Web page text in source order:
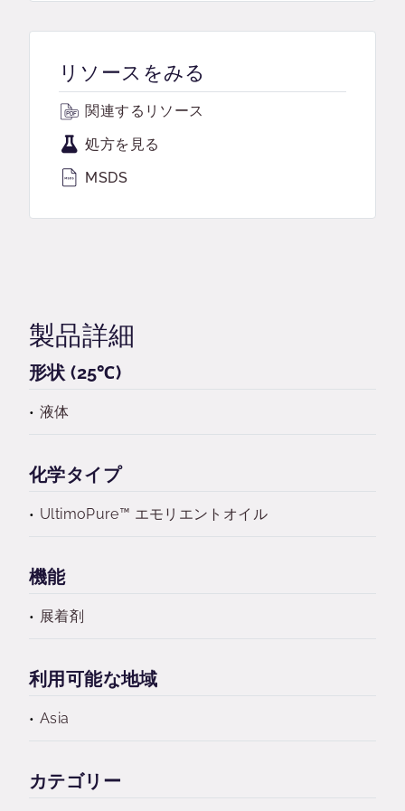
リソースをみる
関連するリソース
処方を見る
MSDS
製品詳細
形状 (25℃)
液体
化学タイプ
UltimoPure™ エモリエントオイル
機能
展着剤
利用可能な地域
Asia
カテゴリー